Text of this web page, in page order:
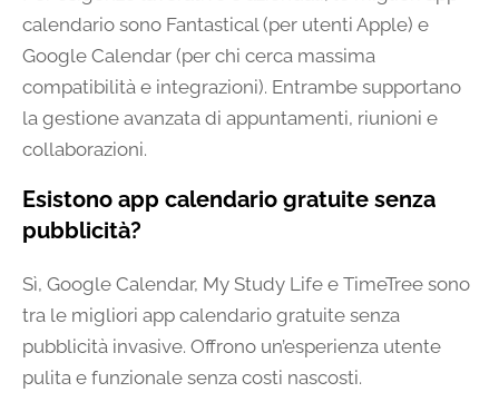
calendario sono Fantastical (per utenti Apple) e
Google Calendar (per chi cerca massima
compatibilità e integrazioni). Entrambe supportano
la gestione avanzata di appuntamenti, riunioni e
collaborazioni.
Esistono app calendario gratuite senza
pubblicità?
Sì, Google Calendar, My Study Life e TimeTree sono
tra le migliori app calendario gratuite senza
pubblicità invasive. Offrono un’esperienza utente
pulita e funzionale senza costi nascosti.